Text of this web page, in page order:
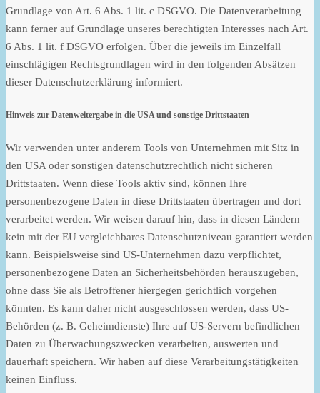
Grundlage von Art. 6 Abs. 1 lit. c DSGVO. Die Datenverarbeitung
kann ferner auf Grundlage unseres berechtigten Interesses nach Art.
6 Abs. 1 lit. f DSGVO erfolgen. Über die jeweils im Einzelfall
einschlägigen Rechtsgrundlagen wird in den folgenden Absätzen
dieser Datenschutzerklärung informiert.
Hinweis zur Datenweitergabe in die USA und sonstige Drittstaaten
Wir verwenden unter anderem Tools von Unternehmen mit Sitz in
den USA oder sonstigen datenschutzrechtlich nicht sicheren
Drittstaaten. Wenn diese Tools aktiv sind, können Ihre
personenbezogene Daten in diese Drittstaaten übertragen und dort
verarbeitet werden. Wir weisen darauf hin, dass in diesen Ländern
kein mit der EU vergleichbares Datenschutzniveau garantiert werden
kann. Beispielsweise sind US-Unternehmen dazu verpflichtet,
personenbezogene Daten an Sicherheitsbehörden herauszugeben,
ohne dass Sie als Betroffener hiergegen gerichtlich vorgehen
könnten. Es kann daher nicht ausgeschlossen werden, dass US-
Behörden (z. B. Geheimdienste) Ihre auf US-Servern befindlichen
Daten zu Überwachungszwecken verarbeiten, auswerten und
dauerhaft speichern. Wir haben auf diese Verarbeitungstätigkeiten
keinen Einfluss.